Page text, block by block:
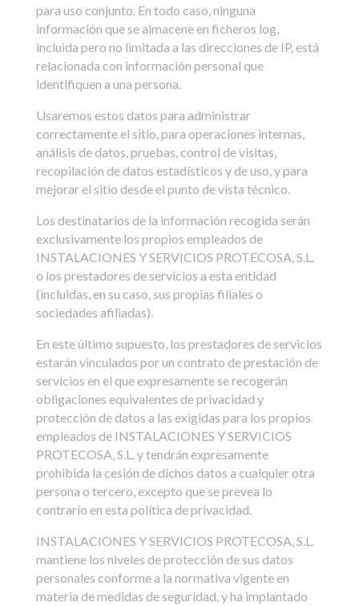
para uso conjunto. En todo caso, ninguna
información que se almacene en ficheros log,
incluida pero no limitada a las direcciones de IP, está
relacionada con información personal que
identifiquen a una persona.
Usaremos estos datos para administrar
correctamente el sitio, para operaciones internas,
análisis de datos, pruebas, control de visitas,
recopilación de datos estadísticos y de uso, y para
mejorar el sitio desde el punto de vista técnico.
Los destinatarios de la información recogida serán
exclusivamente los propios empleados de
INSTALACIONES Y SERVICIOS PROTECOSA, S.L.
o los prestadores de servicios a esta entidad
(incluidas, en su caso, sus propias filiales o
sociedades afiliadas).
En este último supuesto, los prestadores de servicios
estarán vinculados por un contrato de prestación de
servicios en el que expresamente se recogerán
obligaciones equivalentes de privacidad y
protección de datos a las exigidas para los propios
empleados de INSTALACIONES Y SERVICIOS
PROTECOSA, S.L. y tendrán expresamente
prohibida la cesión de dichos datos a cualquier otra
persona o tercero, excepto que se prevea lo
contrario en esta política de privacidad.
INSTALACIONES Y SERVICIOS PROTECOSA, S.L.
mantiene los niveles de protección de sus datos
personales conforme a la normativa vigente en
materia de medidas de seguridad, y ha implantado